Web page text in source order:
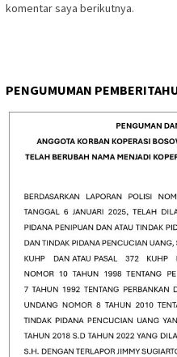
komentar saya berikutnya.
PENGUMUMAN